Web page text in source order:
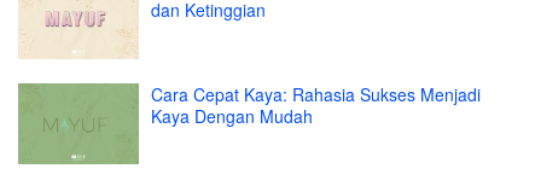
dan Ketinggian
Cara Cepat Kaya: Rahasia Sukses Menjadi
Kaya Dengan Mudah